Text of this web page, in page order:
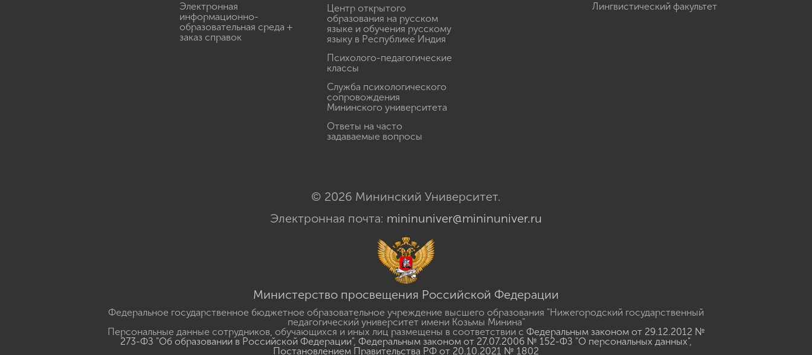
Электронная
информационно-
образовательная среда +
заказ справок
Центр открытого
образования на русском
языке и обучения русскому
языку в Республике Индия
Психолого-педагогические
классы
Служба психологического
сопровождения
Мининского университета
Ответы на часто
задаваемые вопросы
Лингвистический факультет
© 2026 Мининский Университет.
Электронная почта: mininuniver@mininuniver.ru
Министерство просвещения Российской Федерации
Федеральное государственное бюджетное образовательное учреждение высшего образования "Нижегородский государственный
педагогический университет имени Козьмы Минина"
Персональные данные сотрудников, обучающихся и иных лиц размещены в соответствии с Федеральным законом от 29.12.2012 №
273-ФЗ "Об образовании в Российской Федерации", Федеральным законом от 27.07.2006 № 152-ФЗ "О персональных данных",
Постановлением Правительства РФ от 20.10.2021 № 1802